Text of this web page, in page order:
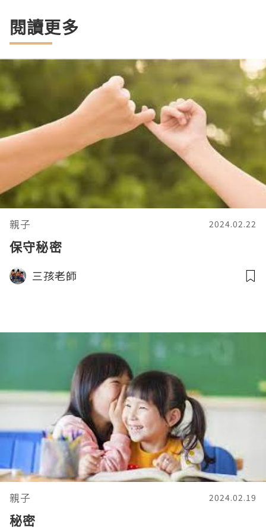
閱讀更多
親子 2024.02.22
保守秘密
三孩老師
親子 2024.02.19
秘密